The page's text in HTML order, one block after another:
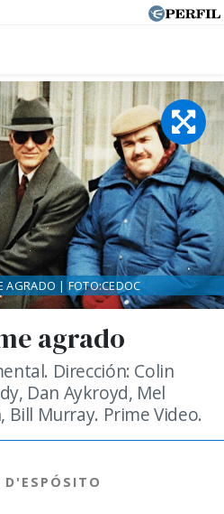
agrado
Dirección: Colin
Dan Aykroyd, Mel
Bill Murray. Prime Video.
D'ESPÓSITO
AGRADO | FOTO:CEDOC